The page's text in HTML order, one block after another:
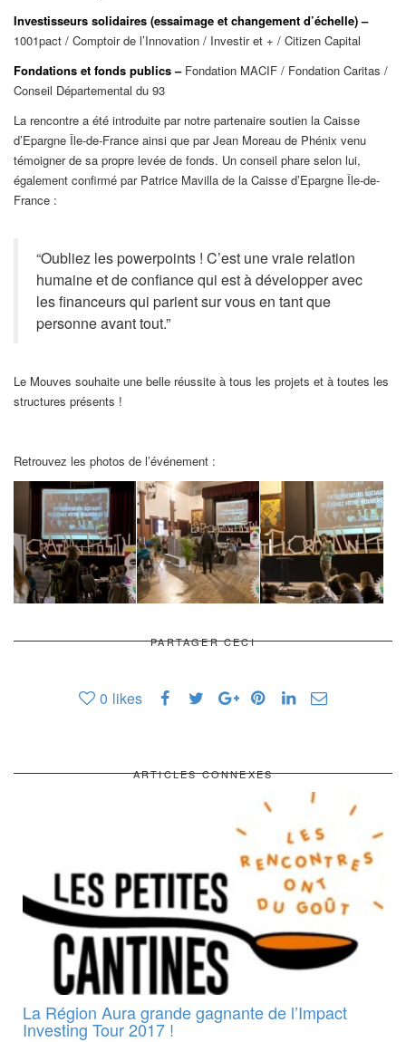
Investisseurs solidaires (essaimage et changement d’échelle) –
1001pact / Comptoir de l’Innovation / Investir et + / Citizen Capital
Fondations et fonds publics – Fondation MACIF / Fondation Caritas /
Conseil Départemental du 93
La rencontre a été introduite par notre partenaire soutien la Caisse
d’Epargne Île-de-France ainsi que par Jean Moreau de Phénix venu
témoigner de sa propre levée de fonds. Un conseil phare selon lui,
également confirmé par Patrice Mavilla de la Caisse d’Epargne Île-de-
France :
“Oubliez les powerpoints ! C’est une vraie relation
humaine et de confiance qui est à développer avec
les financeurs qui parient sur vous en tant que
personne avant tout.”
Le Mouves souhaite une belle réussite à tous les projets et à toutes les
structures présents !
Retrouvez les photos de l’événement :
PARTAGER CECI
0 likes
ARTICLES CONNEXES
La Région Aura grande gagnante de l’Impact
Investing Tour 2017 !